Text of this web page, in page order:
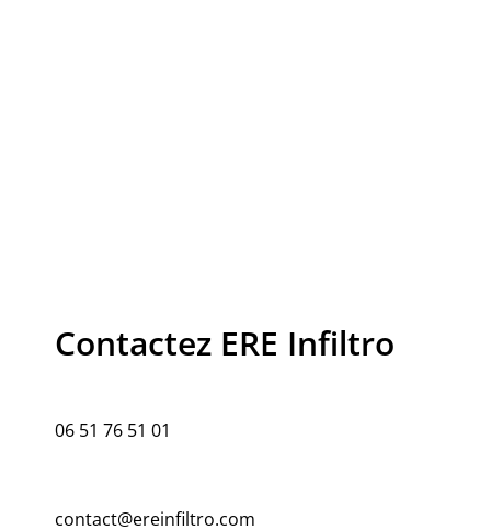
Contactez ERE Infiltro
06 51 76 51 01
contact@ereinfiltro.com